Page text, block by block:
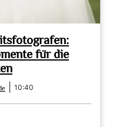
für die
erwinadamsde
10:40